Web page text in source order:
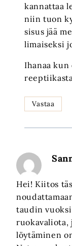
kannattaa
niin tuon
sisus jää
limaiseksi
Ihanaa
Vastaa
Hei! Kiitos
taudin
ruokavaliota,
löytäminen